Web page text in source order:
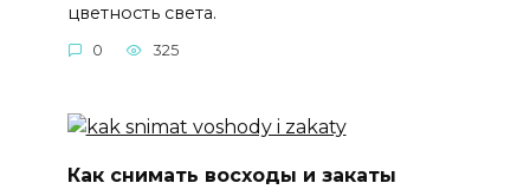
цветность света.
0 325
Как снимать восходы и закаты